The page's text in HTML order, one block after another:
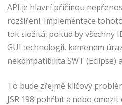
API je hlavní příčinou
rozšíření. Implementace
tak složitá, pokud by všechny
GUI technologii, kamenem
nekompatibilita SWT (Eclipse)
To bude zřejmě klíčový
JSR 198 pohřbít a nebo